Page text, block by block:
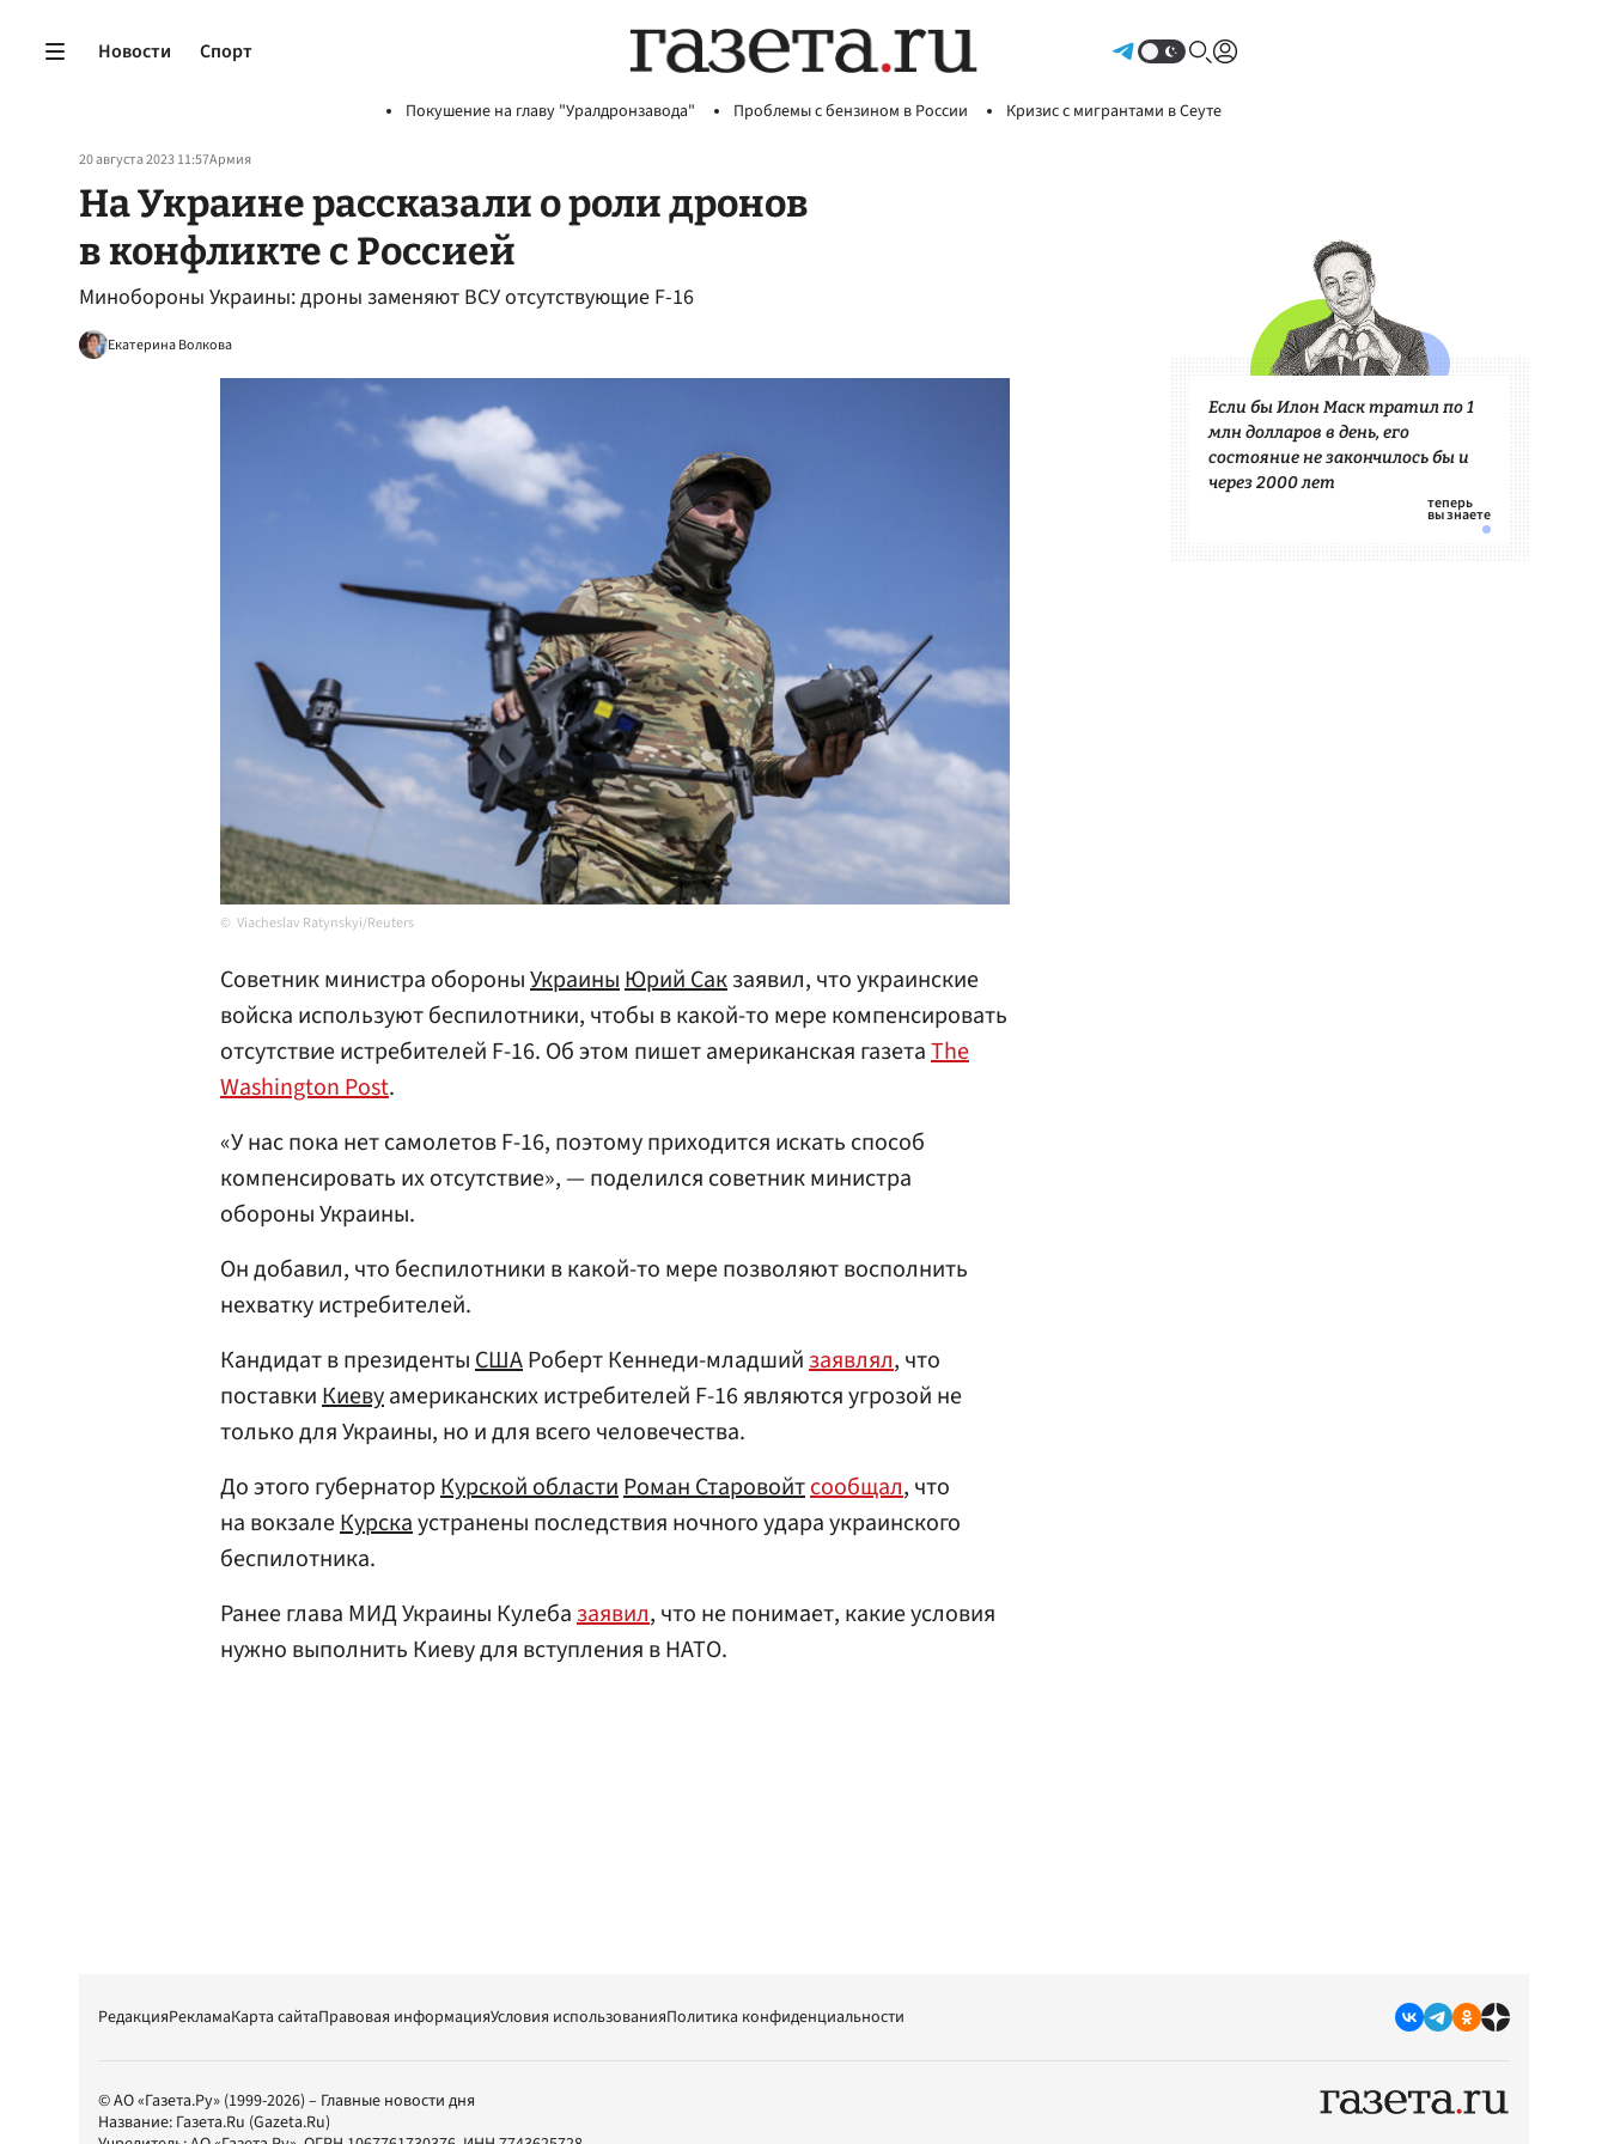
Новости Спорт
Покушение на главу "Уралдронзавода" Проблемы с бензином в России Кризис с мигрантами в Сеуте
20 августа 2023 11:57Армия
На Украине рассказали о роли дронов
в конфликте с Россией
Минобороны Украины: дроны заменяют ВСУ отсутствующие F-16
Екатерина Волкова
Viacheslav Ratynskyi/Reuters
Советник министра обороныУкраиныЮрий Сакзаявил, что украинские
войска используют беспилотники, чтобы в какой-то мере компенсировать
отсутствие истребителей F-16. Об этом пишет американская газетаThe
Washington Post.
«У нас пока нет самолетов F-16, поэтому приходится искать способ
компенсировать их отсутствие», — поделился советник министра
обороны Украины.
Он добавил, что беспилотники в какой-то мере позволяют восполнить
нехватку истребителей.
Кандидат в президентыСШАРоберт Кеннеди-младшийзаявлял, что
поставкиКиевуамериканских истребителей F-16 являются угрозой не
только для Украины, но и для всего человечества.
До этого губернаторКурской областиРоман Старовойтсообщал, что
на вокзалеКурскаустранены последствия ночного удара украинского
беспилотника.
Ранее глава МИД Украины Кулебазаявил, что не понимает, какие условия
нужно выполнить Киеву для вступления в НАТО.
Если бы Илон Маск тратил по 1
млн долларов в день, его
состояние не закончилось бы и
через 2000 лет
РедакцияРекламаКарта сайтаПравовая информацияУсловия использованияПолитика конфиденциальности
© АО «Газета.Ру» (1999-2026) – Главные новости дня
Название: Газета.Ru (Gazeta.Ru)